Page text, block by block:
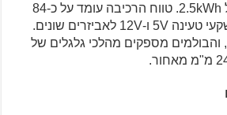
כ"ס), והסוללה בקיבול 2.5kWh. טווח הרכיבה עומד על כ-84
ק"מ. הסוללה כוללת שקעי טעינה 5V ו-12V לאביזרים שונים.
החישוקים בקוטר "14, והבולמים מספקים מהלכי גלגלים של